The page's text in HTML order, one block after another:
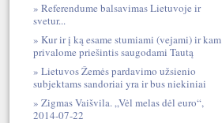
Referendume balsavimas Lietuvoje ir
svetur...
Kur ir į ką esame stumiami (vejami) ir kam
privalome priešintis saugodami Tautą
Lietuvos Žemės pardavimo užsienio
subjektams sandoriai yra ir bus niekiniai
Zigmas Vaišvila. „Vėl melas dėl euro“,
2014-07-22